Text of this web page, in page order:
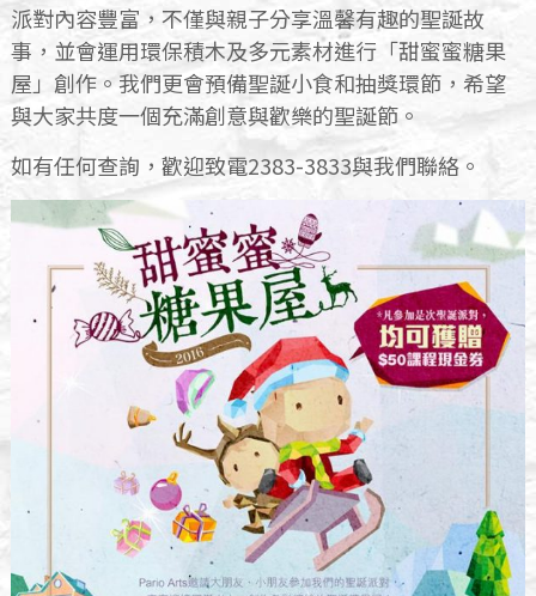
派對內容豐富，不僅與親子分享溫馨有趣的聖誕故
事，並會運用環保積木及多元素材進行「甜蜜蜜糖果
屋」創作。我們更會預備聖誕小食和抽獎環節，希望
與大家共度一個充滿創意與歡樂的聖誕節。
如有任何查詢，歡迎致電2383-3833與我們聯絡。